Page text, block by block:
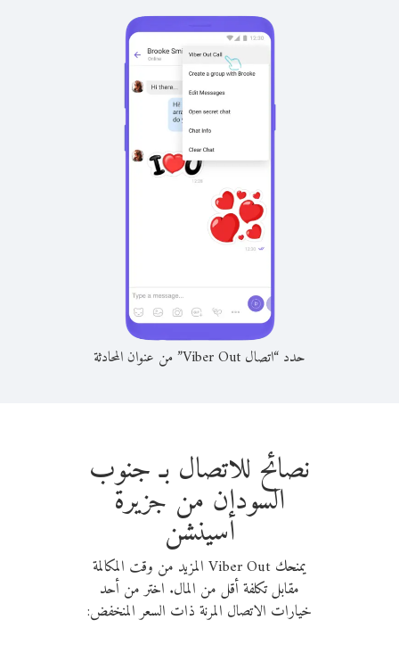
حدد “اتصال Viber Out” من عنوان المحادثة
نصائح للاتصال بـ جنوب
السودان من جزيرة
أسينشن
يمنحك Viber Out المزيد من وقت المكالمة
مقابل تكلفة أقل من المال. اختر من أحد
خيارات الاتصال المرنة ذات السعر المنخفض: